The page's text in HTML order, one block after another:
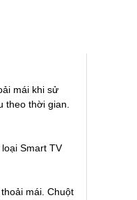
mái khi sử
theo thời gian.
Smart TV
mái. Chuột